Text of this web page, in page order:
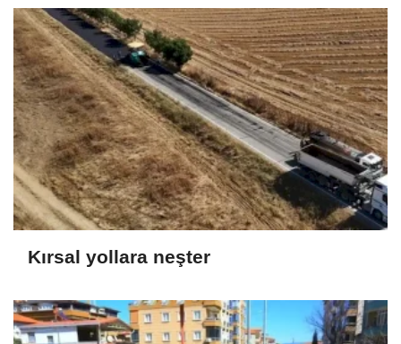
Kırsal yollara neşter